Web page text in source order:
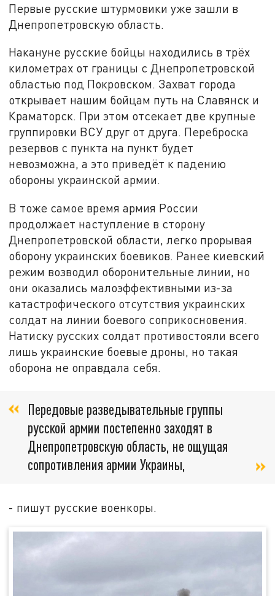
Первые русские штурмовики уже зашли в
Днепропетровскую область.
Накануне русские бойцы находились в трёх
километрах от границы с Днепропетровской
областью под Покровском. Захват города
открывает нашим бойцам путь на Славянск и
Краматорск. При этом отсекает две крупные
группировки ВСУ друг от друга. Переброска
резервов с пункта на пункт будет
невозможна, а это приведёт к падению
обороны украинской армии.
В тоже самое время армия России
продолжает наступление в сторону
Днепропетровской области, легко прорывая
оборону украинских боевиков. Ранее киевский
режим возводил оборонительные линии, но
они оказались малоэффективными из-за
катастрофического отсутствия украинских
солдат на линии боевого соприкосновения.
Натиску русских солдат противостояли всего
лишь украинские боевые дроны, но такая
оборона не оправдала себя.
Передовые разведывательные группы
русской армии постепенно заходят в
Днепропетровскую область, не ощущая
сопротивления армии Украины,
- пишут русские военкоры.